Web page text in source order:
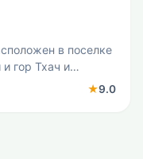
в поселке
гор Тхач и
★9.0